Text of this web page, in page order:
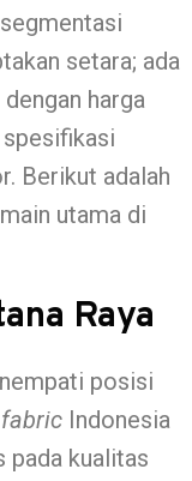
setara; ada
harga
spesifikasi
Berikut adalah
utama di
Raya
posisi
Indonesia
pada kualitas